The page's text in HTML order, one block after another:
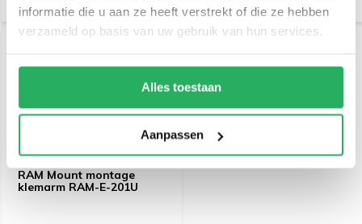
informatie die u aan ze heeft verstrekt of die ze hebben
verzameld op basis van uw gebruik van hun services.
Alles toestaan
Aanpassen
RAM Mount montage
klemarm RAM-E-201U